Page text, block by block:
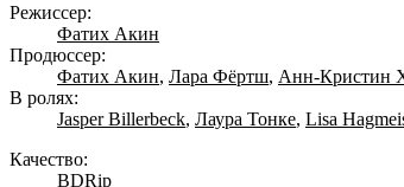
Режиссер:
Фатих Акин
Продюссер:
Фатих Акин, Лара Фёртш, Анн-Кристин
В ролях:
Jasper Billerbeck, Лаура Тонке, Lisa
Качество:
BDRip